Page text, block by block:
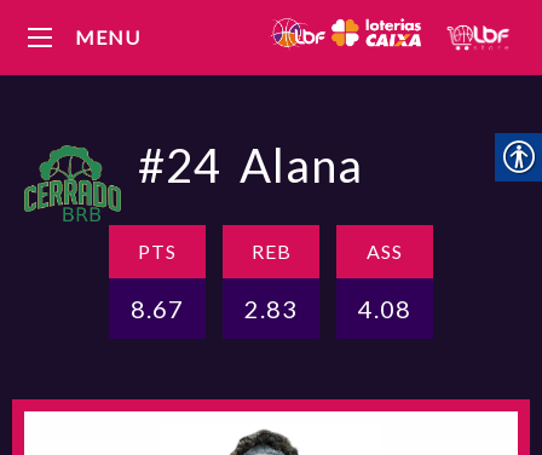
MENU
#24 Alana
PTS
8.67
REB
2.83
ASS
4.08